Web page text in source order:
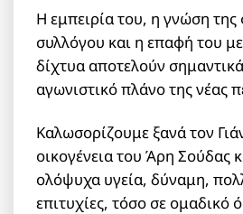
Η εμπειρία του, η γνώση της
συλλόγου και η επαφή του
δίχτυα αποτελούν
αγωνιστικό πλάνο της νέας
Καλωσορίζουμε ξανά τον
οικογένεια του Άρη Σούδας
ολόψυχα υγεία, δύναμη,
επιτυχίες, τόσο σε ομαδικό